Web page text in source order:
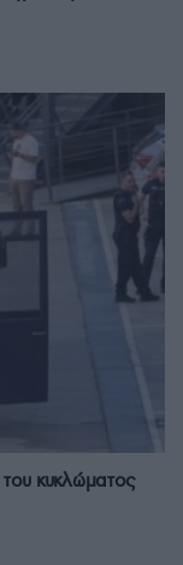
κυκλώματος